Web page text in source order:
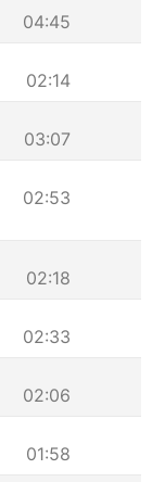
04:45
02:14
03:07
02:53
02:18
02:33
02:06
01:58